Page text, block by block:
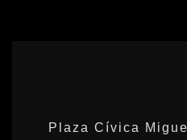
Plaza Cívica